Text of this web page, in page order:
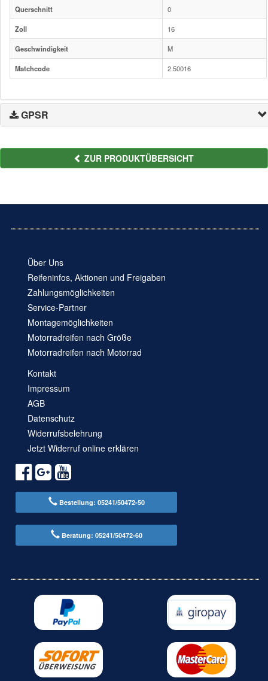
Querschnitt 0
Zoll 16
Geschwindigkeit M
Matchcode 2.50016
GPSR
ZUR PRODUKTÜBERSICHT
Über Uns
Reifeninfos, Aktionen und Freigaben
Zahlungsmöglichkeiten
Service-Partner
Montagemöglichkeiten
Motorradreifen nach Größe
Motorradreifen nach Motorrad
Kontakt
Impressum
AGB
Datenschutz
Widerrufsbelehrung
Jetzt Widerruf online erklären
Bestellung: 05241/50472-50
Beratung: 05241/50472-60